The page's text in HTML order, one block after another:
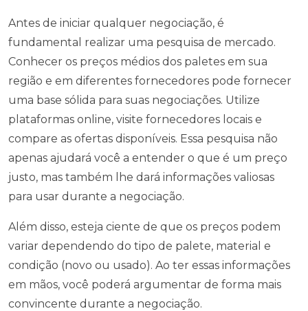
Antes de iniciar qualquer negociação, é
fundamental realizar uma pesquisa de mercado.
Conhecer os preços médios dos paletes em sua
região e em diferentes fornecedores pode fornecer
uma base sólida para suas negociações. Utilize
plataformas online, visite fornecedores locais e
compare as ofertas disponíveis. Essa pesquisa não
apenas ajudará você a entender o que é um preço
justo, mas também lhe dará informações valiosas
para usar durante a negociação.
Além disso, esteja ciente de que os preços podem
variar dependendo do tipo de palete, material e
condição (novo ou usado). Ao ter essas informações
em mãos, você poderá argumentar de forma mais
convincente durante a negociação.